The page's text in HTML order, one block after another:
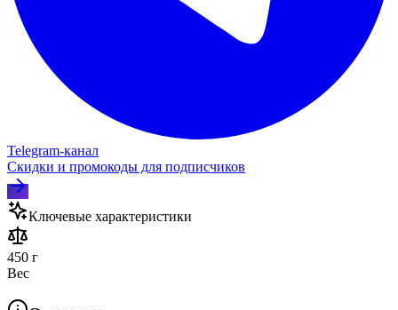
Telegram‑канал
Скидки и промокоды для подписчиков
Ключевые характеристики
450 г
Вес